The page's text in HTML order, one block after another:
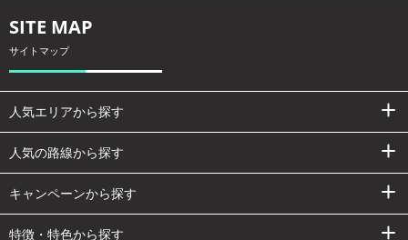
SITE MAP
サイトマップ
人気エリアから探す
人気の路線から探す
キャンペーンから探す
特徴・特色から探す